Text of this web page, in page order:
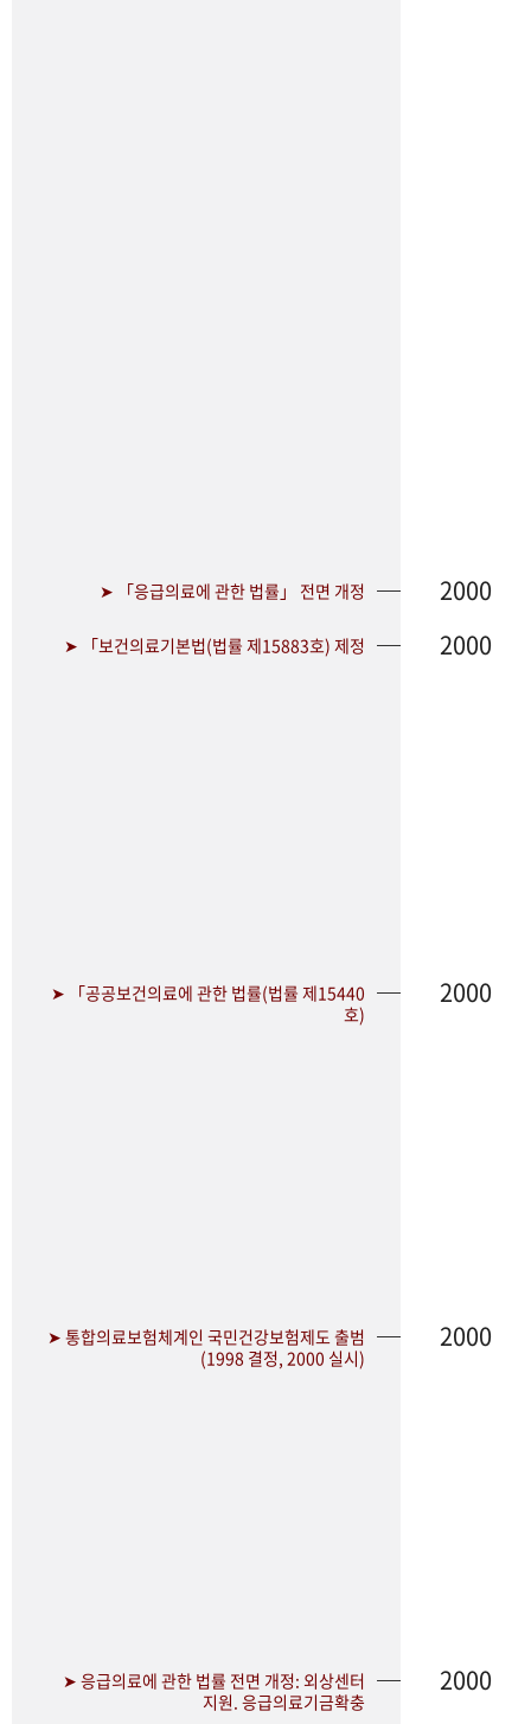
➤ 「응급의료에 관한 법률」 전면 개정 2000
➤ 「보건의료기본법(법률 제15883호) 제정 2000
➤ 「공공보건의료에 관한 법률(법률 제15440
호)
2000
➤ 통합의료보험체계인 국민건강보험제도 출범
(1998 결정, 2000 실시)
2000
➤ 응급의료에 관한 법률 전면 개정: 외상센터
지원. 응급의료기금확충
2000